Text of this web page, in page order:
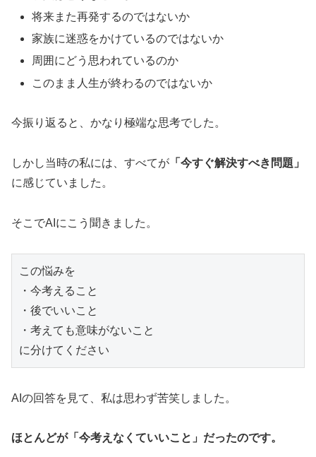
将来また再発するのではないか
家族に迷惑をかけているのではないか
周囲にどう思われているのか
このまま人生が終わるのではないか
今振り返ると、かなり極端な思考でした。
しかし当時の私には、すべてが 「今すぐ解決すべき問題」
に感じていました。
そこでAIにこう聞きました。
この悩みを
・今考えること
・後でいいこと
・考えても意味がないこと
AIの回答を見て、私は思わず苦笑しました。
ほとんどが「今考えなくていいこと」だったのです。